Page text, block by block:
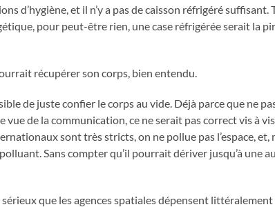
d’hygiène, et il n’y a pas de caisson réfrigéré
pour peut-être rien, une case réfrigérée serait la
récupérer son corps, bien entendu.
de juste confier le corps au vide. Déjà parce que ne
de la communication, ce ne serait pas correct vis à
sont très stricts, on ne pollue pas l’espace, et,
Sans compter qu’il pourrait dériver jusqu’à une
que les agences spatiales dépensent